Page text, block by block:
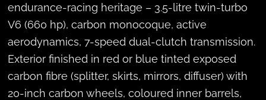
endurance-racing heritage – 3.5-litre twin-turbo
V6 (660 hp), carbon monocoque, active
aerodynamics, 7-speed dual-clutch transmission.
Exterior finished in red or blue tinted exposed
carbon fibre (splitter, skirts, mirrors, diffuser) with
20-inch carbon wheels, coloured inner barrels,